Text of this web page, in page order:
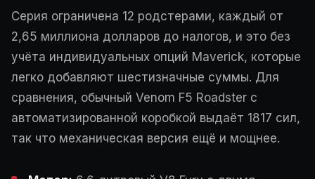
Серия ограничена 12 родстерами, каждый от
2,65 миллиона долларов до налогов, и это без
учёта индивидуальных опций Maverick, которые
легко добавляют шестизначные суммы. Для
сравнения, обычный Venom F5 Roadster с
автоматизированной коробкой выдаёт 1817 сил,
так что механическая версия ещё и мощнее.